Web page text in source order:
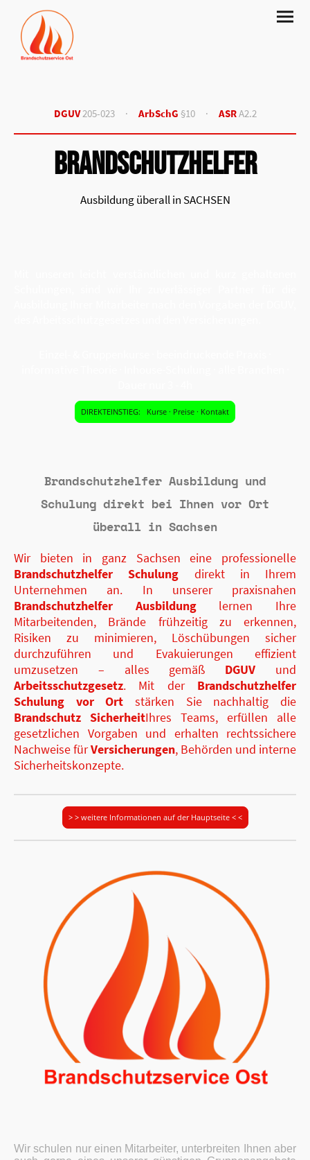
DGUV205-023 · ArbSchG §10 · ASRA2.2
BRANDSCHUTZHELFER
Ausbildung überall in SACHSEN
DIREKTEINSTIEG: Kurse · Preise · Kontakt
Brandschutzhelfer Ausbildung und
Schulung direkt bei Ihnen vor Ort
überall in Sachsen
Wir bieten in ganz Sachsen eine professionelle
Brandschutzhelfer Schulung direkt in Ihrem
Unternehmen an. In unserer praxisnahen
Brandschutzhelfer Ausbildunglernen Ihre
Mitarbeitenden, Brände frühzeitig zu erkennen,
Risiken zu minimieren, Löschübungen sicher
durchzuführen und Evakuierungen effizient
umzusetzen – alles gemäß DGUV und
Arbeitsschutzgesetz. Mit der Brandschutzhelfer
Schulung vor Ort stärken Sie nachhaltig die
Brandschutz SicherheitIhres Teams, erfüllen alle
gesetzlichen Vorgaben und erhalten rechtssichere
Nachweise fürVersicherungen, Behörden und interne
Sicherheitskonzepte.
> > weitere Informationen auf der Hauptseite < <
Wir schulen nur einen Mitarbeiter, unterbreiten Ihnen aber